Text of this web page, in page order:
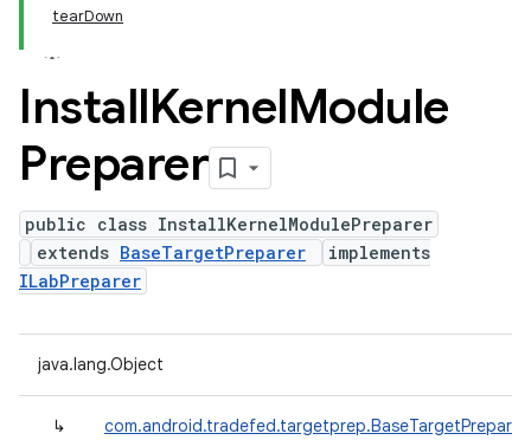
tearDown
InstallKernelModule
Preparer
public class InstallKernelModulePreparer
extends BaseTargetPreparer
implements
ILabPreparer
java.lang.Object
↳ com.android.tradefed.targetprep.BaseTargetPreparer